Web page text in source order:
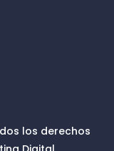
los derechos